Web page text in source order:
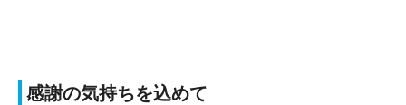
感謝の気持ちを込めて